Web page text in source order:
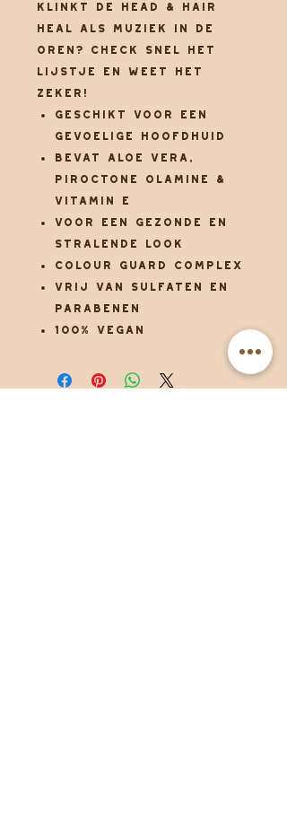
klinkt de Head & Hair
Heal als muziek in de
oren? Check snel het
lijstje en weet het
zeker!
Geschikt voor een
gevoelige hoofdhuid
Bevat Aloe Vera,
Piroctone Olamine &
Vitamin E
Voor een gezonde en
stralende look
Colour Guard Complex
Vrij van sulfaten en
parabenen
100% vegan